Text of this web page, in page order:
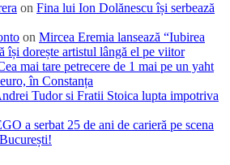
on Fina lui Ion Dolănescu își serbează
on Mircea Eremia lansează “Iubirea
își dorește artistul lângă el pe viitor
mai tare petrecere de 1 mai pe un yaht
în Constanța
Tudor si Fratii Stoica lupta impotriva
a serbat 25 de ani de carieră pe scena